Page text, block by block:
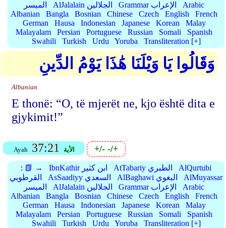
الميسر
AlJalalain الجلالين Grammar الإعراب
Arabic
Albanian
Bangla Bosnian Chinese Czech English
French
German
Hausa Indonesian Japanese Korean
Malay
Malayalam
Persian Portuguese Russian Somali
Spanish
Swahili
Turkish Urdu Yoruba Transliteration [+]
وَقَالُوا يَا وَيْلَنَا هَٰذَا يَوْمُ الدِّينِ
Albanian
E thonë: “O, të mjerët ne, kjo është dita e
gjykimit!”
Ayah 37:21 الأية +/--/+
: 📗 → IbnKathir ابن كثير AtTabariy الطبري
AlQurtubi
القرطوبي
AsSaadiyy السعدي AlBaghawi البغوي
AlMuyassar
الميسر
AlJalalain الجلالين Grammar الإعراب
Arabic
Albanian
Bangla Bosnian Chinese Czech English
French
German
Hausa Indonesian Japanese Korean
Malay
Malayalam
Persian Portuguese Russian Somali
Spanish
Swahili
Turkish Urdu Yoruba Transliteration [+]